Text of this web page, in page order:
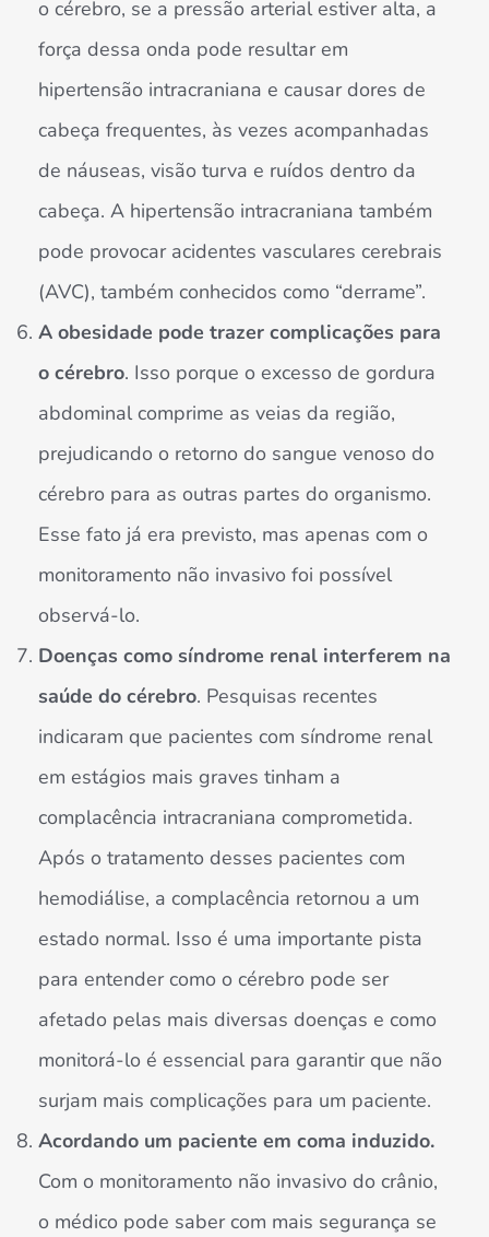
o cérebro, se a pressão arterial estiver alta, a
força dessa onda pode resultar em
hipertensão intracraniana e causar dores de
cabeça frequentes, às vezes acompanhadas
de náuseas, visão turva e ruídos dentro da
cabeça. A hipertensão intracraniana também
pode provocar acidentes vasculares cerebrais
(AVC), também conhecidos como “derrame”.
A obesidade pode trazer complicações para
o cérebro. Isso porque o excesso de gordura
abdominal comprime as veias da região,
prejudicando o retorno do sangue venoso do
cérebro para as outras partes do organismo.
Esse fato já era previsto, mas apenas com o
monitoramento não invasivo foi possível
observá-lo.
Doenças como síndrome renal interferem na
saúde do cérebro. Pesquisas recentes
indicaram que pacientes com síndrome renal
em estágios mais graves tinham a
complacência intracraniana comprometida.
Após o tratamento desses pacientes com
hemodiálise, a complacência retornou a um
estado normal. Isso é uma importante pista
para entender como o cérebro pode ser
afetado pelas mais diversas doenças e como
monitorá-lo é essencial para garantir que não
surjam mais complicações para um paciente.
Acordando um paciente em coma induzido.
Com o monitoramento não invasivo do crânio,
o médico pode saber com mais segurança se